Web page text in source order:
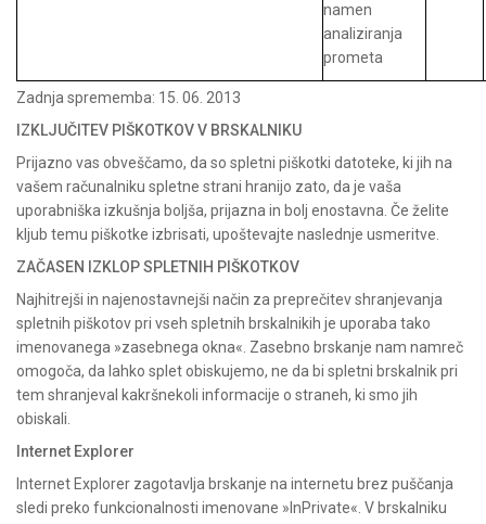
namen
analiziranja
prometa
Zadnja sprememba: 15. 06. 2013
IZKLJUČITEV PIŠKOTKOV V BRSKALNIKU
Prijazno vas obveščamo, da so spletni piškotki datoteke, ki jih na
vašem računalniku spletne strani hranijo zato, da je vaša
uporabniška izkušnja boljša, prijazna in bolj enostavna. Če želite
kljub temu piškotke izbrisati, upoštevajte naslednje usmeritve.
ZAČASEN IZKLOP SPLETNIH PIŠKOTKOV
Najhitrejši in najenostavnejši način za preprečitev shranjevanja
spletnih piškotov pri vseh spletnih brskalnikih je uporaba tako
imenovanega »zasebnega okna«. Zasebno brskanje nam namreč
omogoča, da lahko splet obiskujemo, ne da bi spletni brskalnik pri
tem shranjeval kakršnekoli informacije o straneh, ki smo jih
obiskali.
Internet Explorer
Internet Explorer zagotavlja brskanje na internetu brez puščanja
sledi preko funkcionalnosti imenovane »InPrivate«. V brskalniku